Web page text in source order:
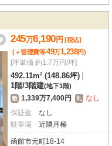
には月極駐車場が10台分確保さ
が息づく元町で、新たなビジ
合わせください！
245万6,190円 [税込]
(＋管理費等49万1,238円)
[坪単価 約1.7万円/坪]
492.11m² (148.86坪)
1階/3階建(地下1階)
敷 1,339万7,400円 礼 なし
保証金
なし
駐車場
近隣月極
函館市元町18-14